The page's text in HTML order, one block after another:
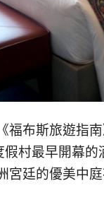
布斯旅遊指
假村最早開幕
宮廷的優美中